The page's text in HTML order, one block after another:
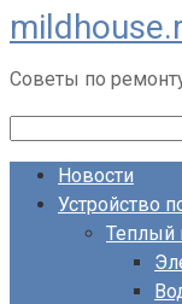
Перейти
к
контенту
Советы по
Новости
Устройство
Теплый